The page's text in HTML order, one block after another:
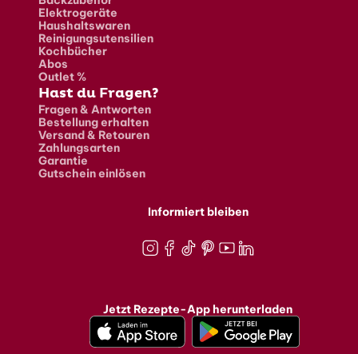
Elektrogeräte
Haushaltswaren
Reinigungsutensilien
Kochbücher
Abos
Outlet %
Hast du Fragen?
Fragen & Antworten
Bestellung erhalten
Versand & Retouren
Zahlungsarten
Garantie
Gutschein einlösen
Informiert bleiben
Jetzt Rezepte-App herunterladen